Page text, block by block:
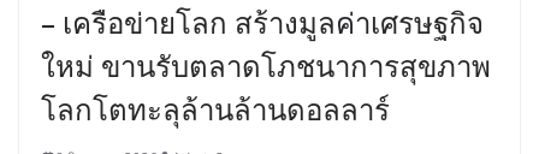
– เครือข่ายโลก สร้างมูลค่าเศรษฐกิจ
ใหม่ ขานรับตลาดโภชนาการสุขภาพ
โลกโตทะลุล้านล้านดอลลาร์